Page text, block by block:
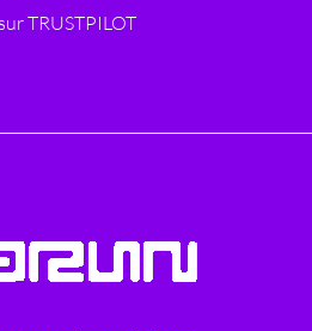
TRUSTPILOT